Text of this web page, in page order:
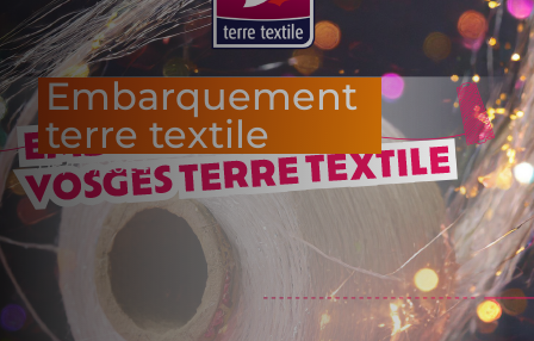
Embarquement
terre textile
06/07/2024